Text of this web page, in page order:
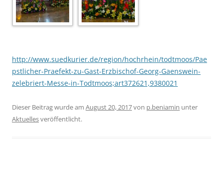
http://www.suedkurier.de/region/hochrhein/todtmoos/Pae
pstlicher-Praefekt-zu-Gast-Erzbischof-Georg-Gaenswein-
zelebriert-Messe-in-Todtmoos;art372621,9380021
Dieser Beitrag wurde am August 20, 2017von p.beniamin unter
Aktuellesveröffentlicht.